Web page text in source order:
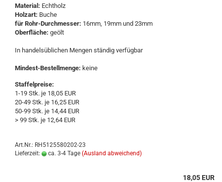
Ma­te­ri­al: Echt­holz
Holz­art: Buche
für Rohr-​Durchmesser: 16mm, 19mm und 23mm
Ober­flä­che: geölt
In han­dels­üb­li­chen Men­gen stän­dig ver­füg­bar
Mindest-​Bestellmenge: keine
Staffelpreise:
1-19 Stk. je 18,05 EUR
20-49 Stk. je 16,25 EUR
50-99 Stk. je 14,44 EUR
> 99 Stk. je 12,64 EUR
Art.Nr.: RH5125580202-23
Lieferzeit:
ca. 3-4 Tage (Ausland abweichend)
18,05 EUR